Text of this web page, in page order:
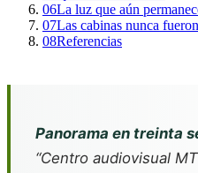
06La luz que aún
07Las cabinas nunca
08Referencias
Panorama en treinta
“Centro audiovisual